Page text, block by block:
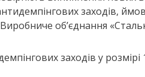
заходів,
об’єднання
заходів у